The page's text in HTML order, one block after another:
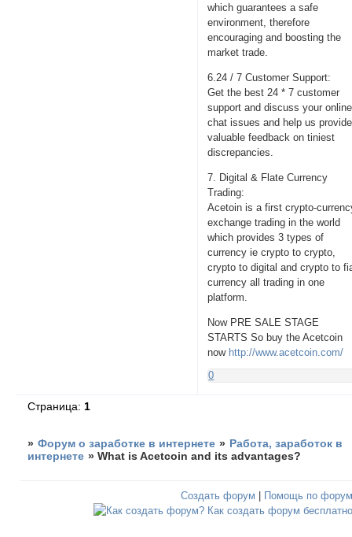
which guarantees a safe
environment, therefore
encouraging and boosting the
market trade.
6.24 / 7 Customer Support:
Get the best 24 * 7 customer
support and discuss your online
chat issues and help us provide
valuable feedback on tiniest
discrepancies.
7. Digital & Flate Currency
Trading:
Acetoin is a first crypto-
exchange trading in the world
which provides 3 types of
currency ie crypto to crypto,
crypto to digital and crypto to
currency all trading in one
platform.
Now PRE SALE STAGE
STARTS So buy the Acetcoin
now http://www.acetcoin.com/
0
Страница: 1
» Форум о заработке в интернете » Работа, заработок в
интернете »What is Acetcoin and its advantages?
Создать форум Помощь по